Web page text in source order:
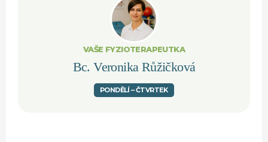
VAŠE FYZIOTERAPEUTKA
Bc. Veronika Růžičková
PONDĚLÍ – ČTVRTEK